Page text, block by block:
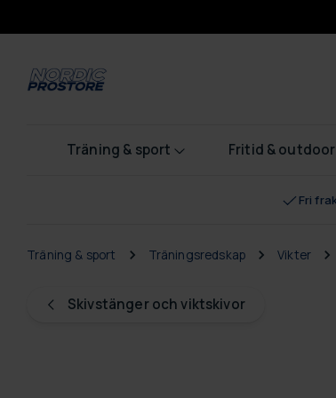
Träning & sport Fritid & outdoor
Fri
Skivstänger och viktskivor
Träning & sport Träningsredskap Vikter